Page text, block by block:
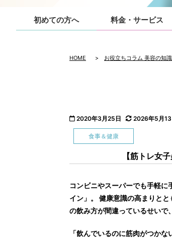
初めての方へ 料金・サービス
HOME > お役立ちコラム 美容の知識
2020年3月25日 2026年5月13
食事＆健康
【筋トレ女
コンビニやスーパーでも手軽
イン」。 健康意識の高まりと
の飲み方が間違っているせいで
「飲んでいるのに筋肉がつか